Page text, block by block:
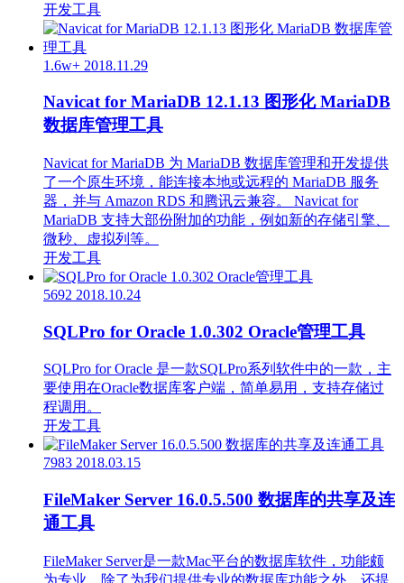
开发工具
1.6w+ 2018.11.29
Navicat for MariaDB 12.1.13 图形化 MariaDB
数据库管理工具
Navicat for MariaDB 为 MariaDB 数据库管理和开发提供
了一个原生环境，能连接本地或远程的 MariaDB 服务
器，并与 Amazon RDS 和腾讯云兼容。 Navicat for
MariaDB 支持大部份附加的功能，例如新的存储引擎、
微秒、虚拟列等。
开发工具
5692 2018.10.24
SQLPro for Oracle 1.0.302 Oracle管理工具
SQLPro for Oracle 是一款SQLPro系列软件中的一款，主
要使用在Oracle数据库客户端，简单易用，支持存储过
程调用。
开发工具
7983 2018.03.15
FileMaker Server 16.0.5.500 数据库的共享及连
通工具
FileMaker Server是一款Mac平台的数据库软件，功能颇
为专业，除了为我们提供专业的数据库功能之外，还提